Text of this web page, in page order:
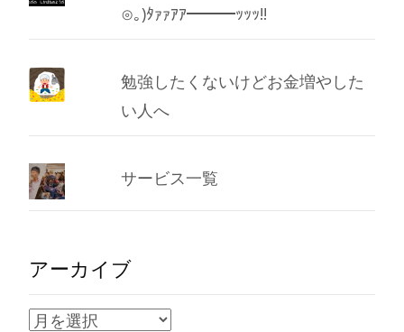
⊙｡)ﾀｧｧｱｱ━━━ｯｯｯ!!
勉強したくないけどお金増やした
い人へ
サービス一覧
アーカイブ
ア